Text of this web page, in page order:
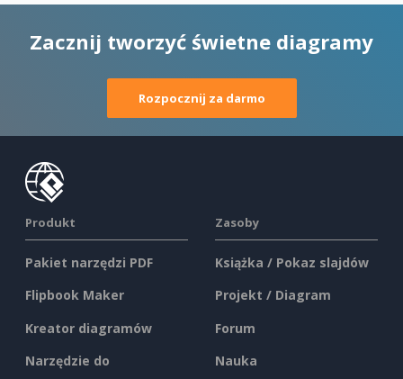
Zacznij tworzyć świetne diagramy
Rozpocznij za darmo
Produkt
Pakiet narzędzi PDF
Flipbook Maker
Kreator diagramów
Narzędzie do
Zasoby
Książka / Pokaz slajdów
Projekt / Diagram
Forum
Nauka